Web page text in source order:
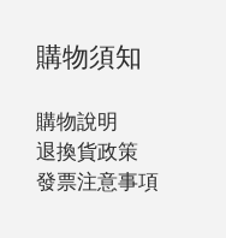
購物須知
購物說明
退換貨政策
發票注意事項